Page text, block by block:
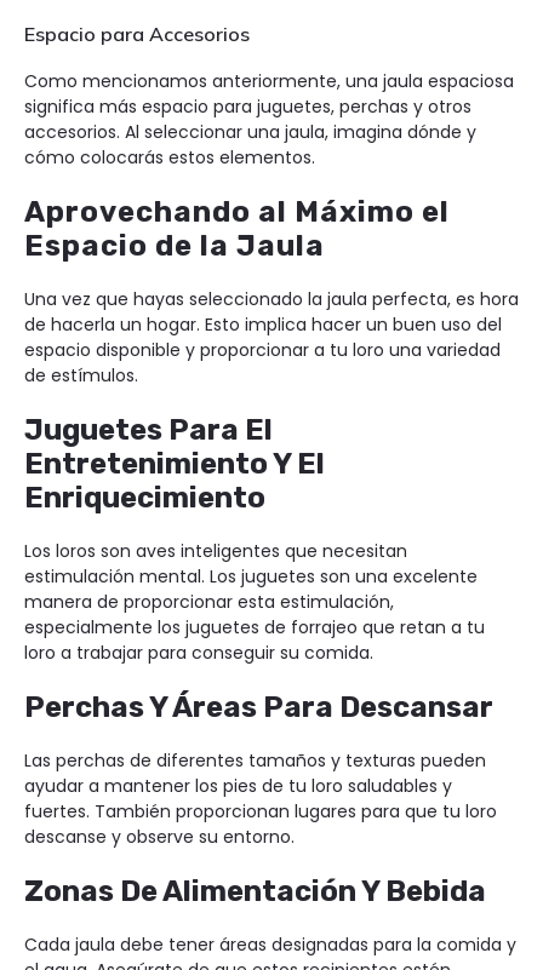
Espacio para Accesorios
Como mencionamos anteriormente, una jaula espaciosa
significa más espacio para juguetes, perchas y otros
accesorios. Al seleccionar una jaula, imagina dónde y
cómo colocarás estos elementos.
Aprovechando al Máximo el
Espacio de la Jaula
Una vez que hayas seleccionado la jaula perfecta, es hora
de hacerla un hogar. Esto implica hacer un buen uso del
espacio disponible y proporcionar a tu loro una variedad
de estímulos.
Juguetes Para El
Entretenimiento Y El
Enriquecimiento
Los loros son aves inteligentes que necesitan
estimulación mental. Los juguetes son una excelente
manera de proporcionar esta estimulación,
especialmente los juguetes de forrajeo que retan a tu
loro a trabajar para conseguir su comida.
Perchas Y Áreas Para Descansar
Las perchas de diferentes tamaños y texturas pueden
ayudar a mantener los pies de tu loro saludables y
fuertes. También proporcionan lugares para que tu loro
descanse y observe su entorno.
Zonas De Alimentación Y Bebida
Cada jaula debe tener áreas designadas para la comida y